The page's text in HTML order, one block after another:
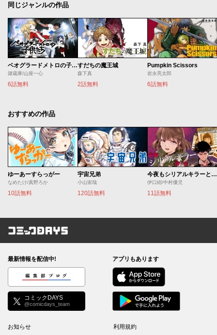
同じジャンルの作品
ベオグラードメトロの子供たち
隷蔵庫/山座一心
6話無料
すだちの魔王城
森下真
2話無料
Pumpkin Scissors
岩永亮太郎
6話無料
おすすめの作品
ゆーあーすらっがー
なめたけ/真野ろか
10話無料
宇宙兄弟
小山宙哉
120話無料
今夜もシリアルキラーと待ち合わせ
伊口紺/中村優児
11話無料
コミックDAYS
最新情報を配信中!
編集部ブログ
コミックDAYS
@comicdays_team
アプリもあります
お知らせ 利用規約